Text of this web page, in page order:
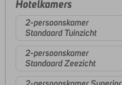
Hotelkamers
2-persoonskamer
Standaard Tuinzicht
2-persoonskamer
Standaard Zeezicht